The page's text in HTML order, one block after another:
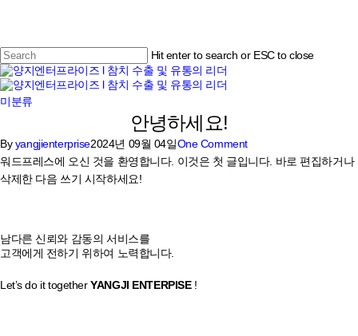
content
Hit enter to search or ESC to close
Close
Search
Menu
미분류
안녕하세요!
By yangjienterprise2024년 09월 04일One Comment
워드프레스에 오신 것을 환영합니다. 이것은 첫 글입니다. 바로 편집하거나
삭제한 다음 쓰기 시작하세요!
온라인문의
남다른 신뢰와 감동의 서비스를
고객에게 전하기 위하여 노력합니다.
Let’s do it togetherYANGJI ENTERPISE!